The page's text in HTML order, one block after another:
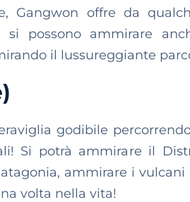
Gangwon offre da
si possono ammirare
il lussureggiante
godibile
Si potrà ammirare il
ammirare i
volta nella vita!